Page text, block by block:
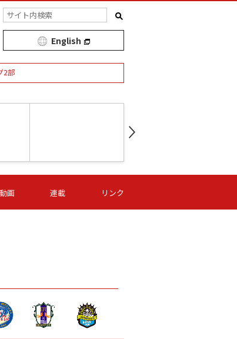
English
2部
第16節 09/06 (日) 15:00
- -
動画 連載 リンク